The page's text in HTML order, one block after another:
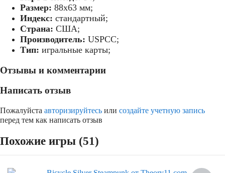
Размер: 88х63 мм;
Индекс: стандартный;
Страна: США;
Производитель: USPCC;
Тип: игральные карты;
Отзывы и комментарии
Написать отзыв
Пожалуйста авторизируйтесь или создайте учетную запись
перед тем как написать отзыв
Похожие игры (51)